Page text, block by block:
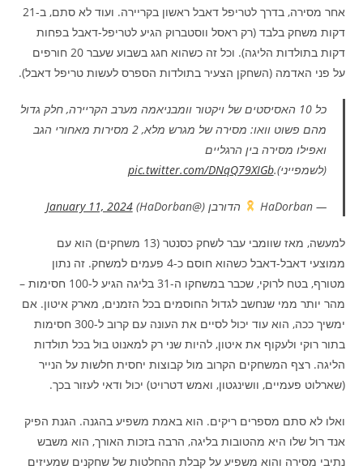
אחר מסירה, בדרך לטריפל דאבל ראשון בקריירה. ועוד לא סתם, ב-21
דקות משחק בלבד (רק ראסל ווסטברוק הגיע לטריפל-דאבל בפחות
דקות בתולדות הליגה). וכל זה כשהוא חגג בשבוע שעבר 20 חורפים
על פני האדמה (השחקן הצעיר בתולדות הספרס לעשות טריפל דאבל).
כל 10 האסיסטים של ויקטור וומבניאמה מערב הקריירה, חלק גדול
מהם פשוט וואו: מסירה של מגרש מלא, 2 מסירות מאחורי הגב
ואפילו מסירה בין הרגליים
(לשמפייני).pic.twitter.com/DNqQ79XIGb
— HaDorban הדורבן (@HaDorban) January 11, 2024
למעשה, מאז שוומבי עבר לשחק כסנטר (13 משחקים) הוא עם
ממוצעי דאבל-דאבל כשהוא חוסם כ-4 פעמים למשחק. זה נתון
מטורף, בטח לרוקי, שכבר במשחקו ה-31 בליגה הגיע ל-100 חסימות –
מהר יותר ממי שנחשב לגדול החוסמים בכל הזמנים, מארק איטון. אם
ימשיך ככה, הוא עוד יכול לסיים את העונה עם קרוב ל-300 חסימות
בתור רוקי ולעקוף את איטון, להיות שני רק למאנוט בול בכל תולדות
הליגה. רצף המשחקים הקרוב מול קבוצות יחסית חלשות על הנייר
(שארלוט פעמיים, וושינגטון, ואמש דטרויט) יכול ודאי לעזור בכך.
ואלו לא סתם מספרים ריקים. הוא באמת משפיע בהגנה. הגנת הפיק
אנד רול שלו היא מהטובות בליגה, הרבה בזכות האורך, הוא משבש
נתיבי מסירה והוא משפיע על קבלת ההחלטות של שחקנים שמעיזים